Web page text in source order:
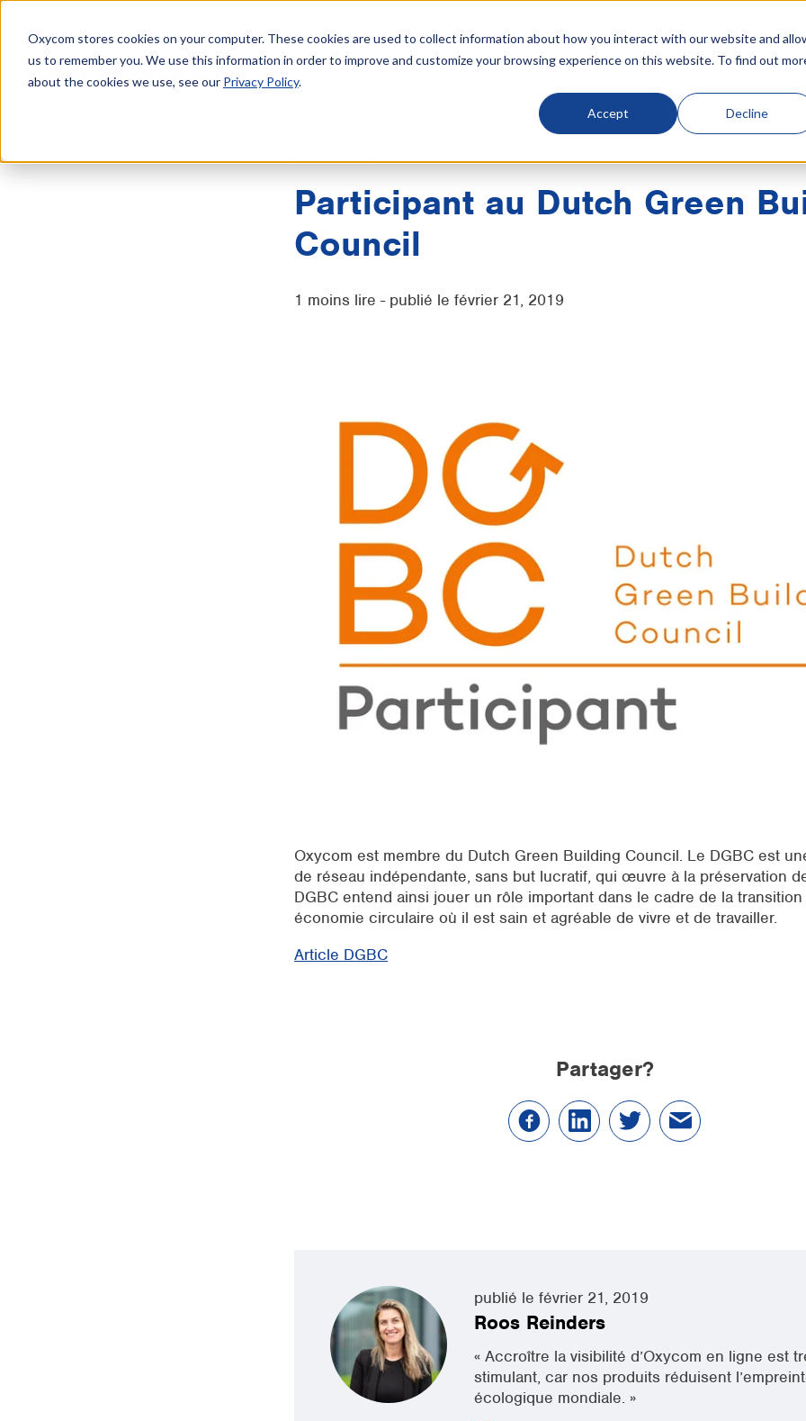
Oxycom stores cookies on your computer. These cookies are used to collect information about how you interact with our website and
us to remember you. We use this information in order to improve and customize your browsing experience on this website. To find out
about the cookies we use, see our Privacy Policy.
Accept Decline
Participant au Dutch Green
Council
1 moins lire - publié le février 21, 2019
Oxycom est membre du Dutch Green Building Council. Le DGBC est
de réseau indépendante, sans but lucratif, qui œuvre à la préservation
DGBC entend ainsi jouer un rôle important dans le cadre de la
économie circulaire où il est sain et agréable de vivre et de travailler.
Article DGBC
Partager?
publié le février 21, 2019
Roos Reinders
« Accroître la visibilité d’Oxycom en ligne est
stimulant, car nos produits réduisent
écologique mondiale. »